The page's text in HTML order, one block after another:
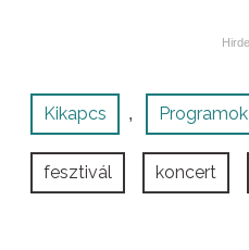
Kikapcs , Programok
fesztivál koncert